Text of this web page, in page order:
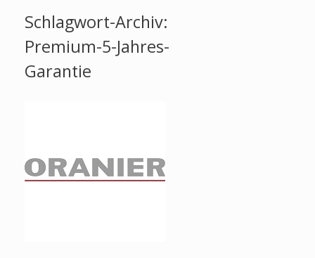
Schlagwort-Archiv:
Premium-5-Jahres-
Garantie